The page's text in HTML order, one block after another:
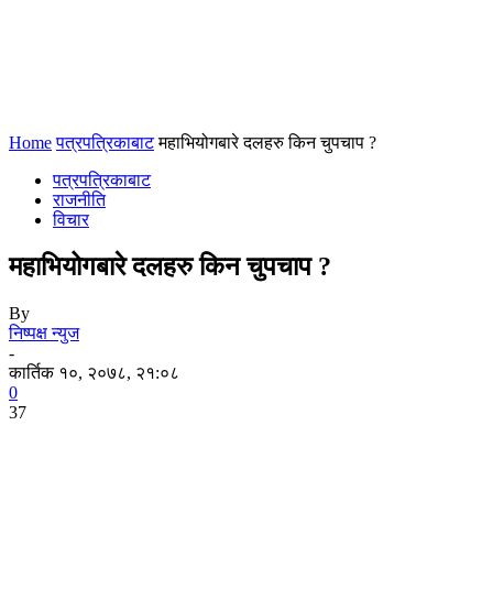
Home पत्रपत्रिकाबाट महाभियोगबारे दलहरु किन चुपचाप ?
पत्रपत्रिकाबाट
राजनीति
विचार
महाभियोगबारे दलहरु किन चुपचाप ?
By
निष्पक्ष न्युज
-
कार्तिक १०, २०७८, २१:०८
0
37